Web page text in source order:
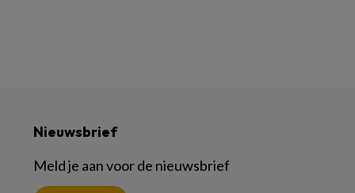
Nieuwsbrief
Meld je aan voor de nieuwsbrief